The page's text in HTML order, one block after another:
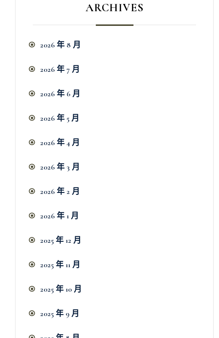
ARCHIVES
2026 年 8 月
2026 年 7 月
2026 年 6 月
2026 年 5 月
2026 年 4 月
2026 年 3 月
2026 年 2 月
2026 年 1 月
2025 年 12 月
2025 年 11 月
2025 年 10 月
2025 年 9 月